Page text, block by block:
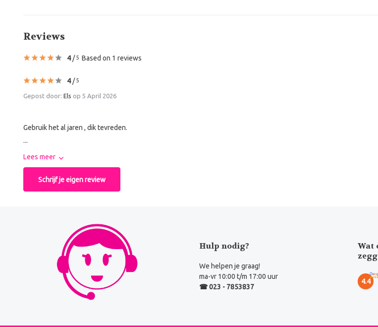
Reviews
4/5 Based on 1 reviews
4/5
Gepost door: Els op 5 April 2026
Gebruik het al jaren , dik tevreden.
...
Lees meer
Schrijf je eigen review
Hulp nodig?
We helpen je graag!
ma-vr 10:00 t/m 17:00 uur
☎ 023 - 7853837
Wat
4.4